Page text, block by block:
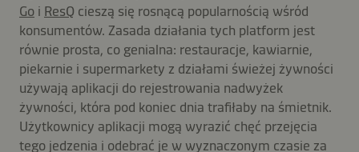
Go i ResQ cieszą się rosnącą popularnością wśród
konsumentów. Zasada działania tych platform jest
równie prosta, co genialna: restauracje, kawiarnie,
piekarnie i supermarkety z działami świeżej żywności
używają aplikacji do rejestrowania nadwyżek
żywności, która pod koniec dnia trafiłaby na śmietnik.
Użytkownicy aplikacji mogą wyrazić chęć przejęcia
tego jedzenia i odebrać je w wyznaczonym czasie za